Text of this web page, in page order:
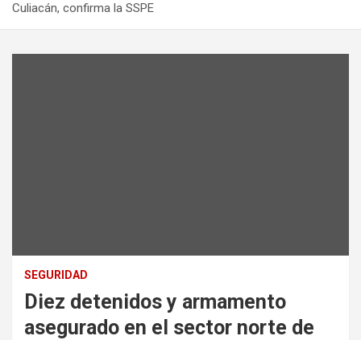
Culiacán, confirma la SSPE
SEGURIDAD
Diez detenidos y armamento
asegurado en el sector norte de